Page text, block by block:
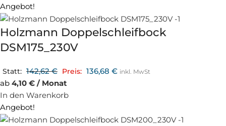
Angebot!
Holzmann Doppelschleifbock
DSM175_230V
Statt: 142,62€ Preis: 136,68 € inkl. MwSt
ab 4,10 € / Monat
In den Warenkorb
Angebot!